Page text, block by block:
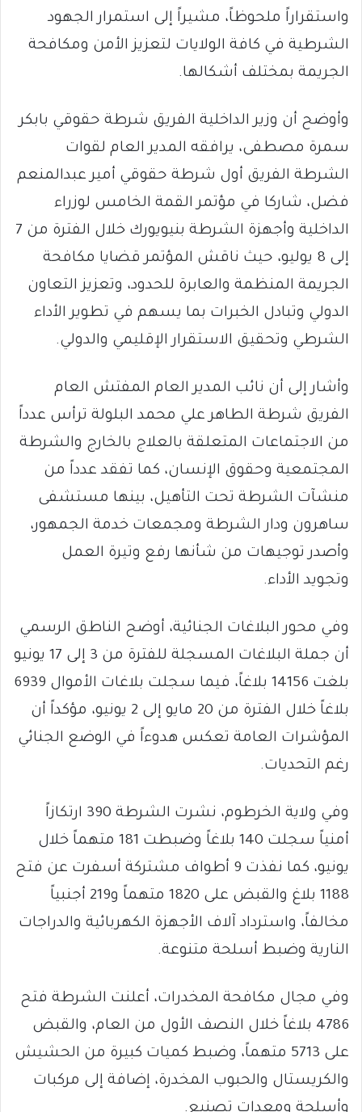
واستقراراً ملحوظاً، مشيراً إلى استمرار الجهود
الشرطية في كافة الولايات لتعزيز الأمن ومكافحة
الجريمة بمختلف أشكالها.
وأوضح أن وزير الداخلية الفريق شرطة حقوقي بابكر
سمرة مصطفى، يرافقه المدير العام لقوات
الشرطة الفريق أول شرطة حقوقي أمير عبدالمنعم
فضل، شاركا في مؤتمر القمة الخامس لوزراء
الداخلية وأجهزة الشرطة بنيويورك خلال الفترة من 7
إلى 8 يوليو، حيث ناقش المؤتمر قضايا مكافحة
الجريمة المنظمة والعابرة للحدود، وتعزيز التعاون
الدولي وتبادل الخبرات بما يسهم في تطوير الأداء
الشرطي وتحقيق الاستقرار الإقليمي والدولي.
وأشار إلى أن نائب المدير العام المفتش العام
الفريق شرطة الطاهر علي محمد البلولة ترأس عدداً
من الاجتماعات المتعلقة بالعلاج بالخارج والشرطة
المجتمعية وحقوق الإنسان، كما تفقد عدداً من
منشآت الشرطة تحت التأهيل، بينها مستشفى
ساهرون ودار الشرطة ومجمعات خدمة الجمهور،
وأصدر توجيهات من شأنها رفع وتيرة العمل
وتجويد الأداء.
وفي محور البلاغات الجنائية، أوضح الناطق الرسمي
أن جملة البلاغات المسجلة للفترة من 3 إلى 17 يونيو
بلغت 14156 بلاغاً، فيما سجلت بلاغات الأموال 6939
بلاغاً خلال الفترة من 20 مايو إلى 2 يونيو، مؤكداً أن
المؤشرات العامة تعكس هدوءاً في الوضع الجنائي
رغم التحديات.
وفي ولاية الخرطوم، نشرت الشرطة 390 ارتكازاً
أمنياً سجلت 140 بلاغاً وضبطت 181 متهماً خلال
يونيو، كما نفذت 9 أطواف مشتركة أسفرت عن فتح
1188 بلاغ والقبض على 1820 متهماً و219 أجنبياً
مخالفاً، واسترداد آلاف الأجهزة الكهربائية والدراجات
النارية وضبط أسلحة متنوعة.
وفي مجال مكافحة المخدرات، أعلنت الشرطة فتح
4786 بلاغاً خلال النصف الأول من العام، والقبض
على 5713 متهماً، وضبط كميات كبيرة من الحشيش
والكريستال والحبوب المخدرة، إضافة إلى مركبات
وأسلحة ومعدات تصنيع.